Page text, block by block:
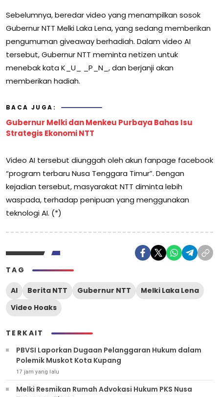
Sebelumnya, beredar video yang menampilkan sosok
Gubernur NTT Melki Laka Lena, yang sedang memberikan
pengumuman giveaway berhadiah. Dalam video AI
tersebut, Gubernur NTT meminta netizen untuk
menebak kata K_U_ _P_N_, dan berjanji akan
memberikan hadiah.
BACA JUGA:
Gubernur Melki dan Menkeu Purbaya Bahas Isu
Strategis Ekonomi NTT
Video AI tersebut diunggah oleh akun fanpage facebook
“program terbaru Nusa Tenggara Timur”. Dengan
kejadian tersebut, masyarakat NTT diminta lebih
waspada, terhadap penipuan yang menggunakan
teknologi AI. (*)
TAG
AI Berita NTT Gubernur NTT
Melki Laka Lena
Video Hoaks
TERKAIT
PBVSI Laporkan Dugaan Pelanggaran Hukum dalam
Polemik Muskot Kota Kupang
17 jam yang lalu
Melki Resmikan Rumah Advokasi Hukum PKS Nusa